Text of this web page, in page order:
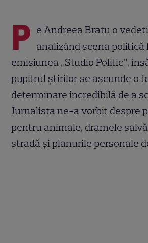
P e Andreea Bratu o
analizând scena politică
emisiunea „Studio Politic”,
pupitrul știrilor se ascunde o
determinare incredibilă de a
Jurnalista ne-a vorbit despre
pentru animale, dramele
stradă și planurile personale